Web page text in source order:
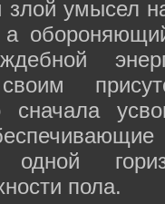
злой умысел
сначала
пола.